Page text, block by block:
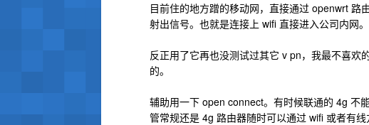
目前住的地方蹭的移动网，直接通过 openwrt
射出信号。也就是连接上 wifi 直接进入公司内网
反正用了它再也没测试过其它 v pn，我最不喜欢
的。
辅助用一下 open connect。有时候联通的 4g 不
管常规还是 4g 路由器随时可以通过 wifi 或者有